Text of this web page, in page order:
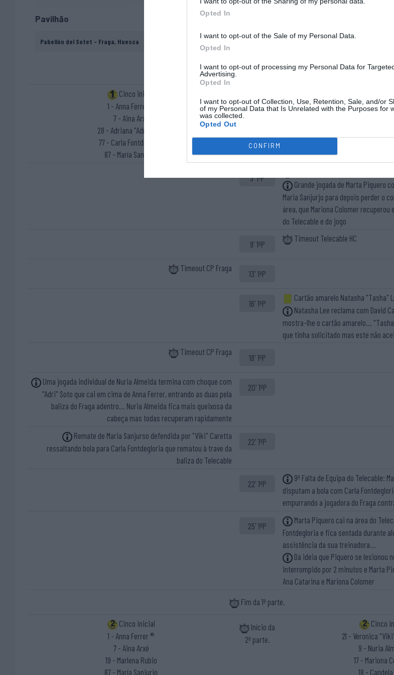
Opted In
I want to opt-out of the Sale of my Personal Data.
Opted In
I want to opt-out of processing my Personal Data for
Advertising.
Opted In
I want to opt-out of Collection, Use, Retention, Sale, and/or
of my Personal Data that Is Unrelated with the Purposes for
was collected.
Opted Out
CONFIRM
Pavilhão
Pabellón del Sotet - Fraga, Huesca
Cinco inicial
1 - Anna Ferrer ®
7 - Aina Arxé
28 - Adriana "Adri" Soto
77 - Carla Fontdeglòria
87 - María Sanjurjo
Início do
jogo.
21 - Veronica
3' 1ªP
Grande jogada de Marta Piquero
Maria Sanjurjo para depois perder o
área, que Mariona Colomer
do Telecable e do jogo
9' 1ªP
Timeout Telecable HC
Timeout CP Fraga
13' 1ªP
16' 1ªP
Cartão amarelo Natasha "Tasha"
Natasha Lee reclama com David
mostra-lhe o cartão amarelo...
que tinha solicitado mas este não
Timeout CP Fraga
18' 1ªP
Uma jogada individual de Nuria Almeida termina com choque com
"Adri" Soto que cai em cima de Anna Ferrer, entrando as duas pela
baliza do Fraga adentro... Nuria Almeida fica mais queixosa da
cabeça mas todas recuperam rapidamente
20' 1ªP
Remate de Maria Sanjurso defendida por "Viki" Caretta
ressaltando bola para Carla Fontdegloria que rematou à trave da
baliza do Telecable
22' 1ªP
22' 1ªP
9ª Falta de Equipa do Telecable:
disputam a bola com Carla
empurrando a jogadora do Fraga
25' 1ªP
Marta Piquero cai na área do
Fontdegloria e fica sentada durante
assistência da sua treinadora...
Dá ideia que Piquero se lesionou
interrompido por 2 minutos e Marta
Ana Catarina e Mariona Colomer
Fim da 1ª parte.
Cinco inicial
1 - Anna Ferrer ®
7 - Aina Arxé
19 - Marlena Rubio
87 - María Sanjurjo
Início da
2ª parte.
Cinco
21 - Veronica
9 - Nuria
17 - Mariona
18 -